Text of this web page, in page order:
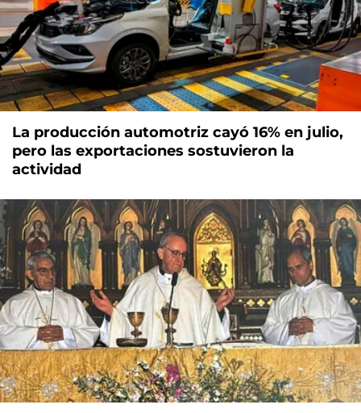
La producción automotriz cayó 16% en julio,
pero las exportaciones sostuvieron la
actividad